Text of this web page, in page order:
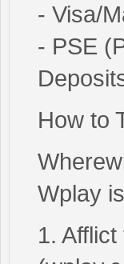
- Visa/
- PSE
How to
Wplay
1.